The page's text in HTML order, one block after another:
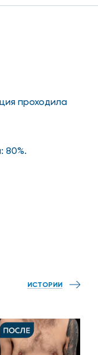
проходила
80%.
ИСТОРИИ